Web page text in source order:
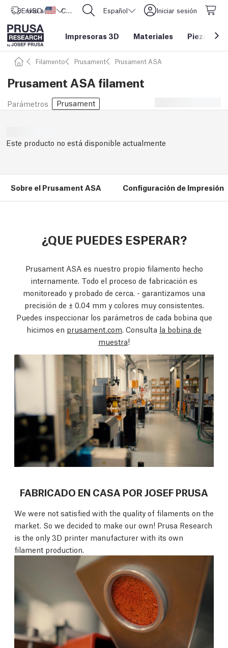
Envío a Estados Unidos
USD ($) CORE One L: ¡Ya disponible! Español Iniciar sesión
Impresoras 3D Materiales Piezas y
Filamento Prusament Prusament ASA
Prusament ASA filament
Parámetros Prusament
Este producto no está disponible actualmente
Sobre el Prusament ASA Configuración de Impresión
¿QUE PUEDES ESPERAR?
Prusament ASA es nuestro propio filamento hecho
internamente. Todo el proceso de fabricación es
monitoreado y probado de cerca. - garantizamos una
precisión de ± 0.04 mm y colores muy consistentes.
Puedes inspeccionar los parámetros de cada bobina que
hicimos en prusament.com. Consulta la bobina de
muestra!
FABRICADO EN CASA POR JOSEF PRUSA
We were not satisfied with the quality of filaments on the
market. So we decided to make our own! Prusa Research
is the only 3D printer manufacturer with its own
filament production.